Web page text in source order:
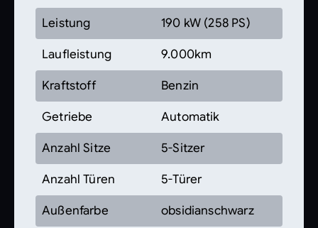
Leistung 190 kW (258 PS)
Laufleistung 9.000km
Kraftstoff Benzin
Getriebe Automatik
Anzahl Sitze 5-Sitzer
Anzahl Türen 5-Türer
Außenfarbe obsidianschwarz